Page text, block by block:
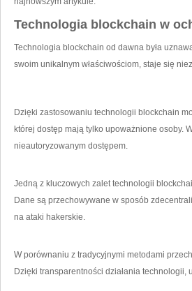
Technologia blockchain w
Technologia ‌blockchain od dawna była
swoim unikalnym właściwościom, staje się⁤
Dzięki zastosowaniu ‍technologii​ blockchain
​której ​dostęp mają tylko upoważnione‌ osoby.
nieautoryzowanym dostępem.
Jedną z kluczowych zalet technologii
Dane są przechowywane w sposób
na ataki hakerskie.
W porównaniu z tradycyjnymi metodami
Dzięki transparentności działania